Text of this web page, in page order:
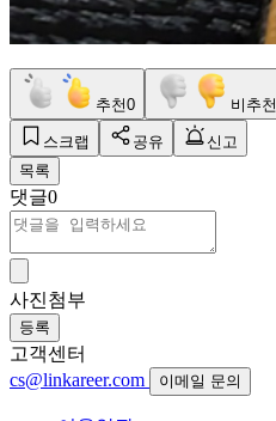
추천0 비추천
스크랩 공유
신고
목록
댓글0
사진첨부
등록
고객센터
cs@linkareer.com
이메일 문의